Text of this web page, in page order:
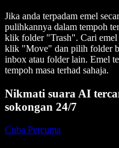
Jika anda terpadam emel
pulihkannya dalam tempoh
klik folder "Trash". Cari
klik "Move" dan pilih folder
inbox atau folder lain. Emel
tempoh masa terhad sahaja.
Nikmati suara AI
sokongan 24/7
Cuba Percuma